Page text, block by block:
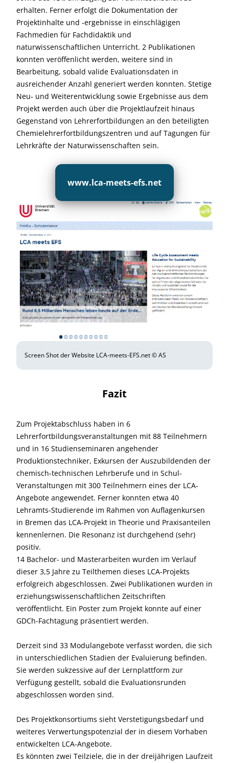
erhalten. Ferner erfolgt die Dokumentation der
Projektinhalte und ‐ergebnisse in einschlägigen
Fachmedien für Fachdidaktik und
naturwissenschaftlichen Unterricht. 2 Publikationen
konnten veröffenlicht werden, weitere sind in
Bearbeitung, sobald valide Evaluationsdaten in
ausreichender Anzahl generiert werden konnten. Stetige
Neu‐ und Weiterentwicklung sowie Ergebnisse aus dem
Projekt werden auch über die Projektlaufzeit hinaus
Gegenstand von Lehrerfortbildungen an den beteiligten
Chemielehrerfortbildungszentren und auf Tagungen für
Lehrkräfte der Naturwissenschaften sein.
www.lca-meets-efs.net
Screen Shot der Website LCA-meets-EFS.net © AS
Fazit
Zum Projektabschluss haben in 6
Lehrerfortbildungsveranstaltungen mit 88 Teilnehmern
und in 16 Studienseminaren angehender
Produktionstechniker, Exkursen der Auszubildenden der
chemisch-technischen Lehrberufe und in Schul-
Veranstaltungen mit 300 Teilnehmern eines der LCA-
Angebote angewendet. Ferner konnten etwa 40
Lehramts-Studierende im Rahmen von Auflagenkursen
in Bremen das LCA-Projekt in Theorie und Praxisanteilen
kennenlernen. Die Resonanz ist durchgehend (sehr)
positiv.
14 Bachelor- und Masterarbeiten wurden im Verlauf
dieser 3,5 Jahre zu Teilthemen dieses LCA-Projekts
erfolgreich abgeschlossen. Zwei Publikationen wurden in
erziehungswissenschaftlichen Zeitschriften
veröffentlicht. Ein Poster zum Projekt konnte auf einer
GDCh-Fachtagung präsentiert werden.
Derzeit sind 33 Modulangebote verfasst worden, die sich
in unterschiedlichen Stadien der Evaluierung befinden.
Sie werden sukzessive auf der Lernplattform zur
Verfügung gestellt, sobald die Evaluationsrunden
abgeschlossen worden sind.
Des Projektkonsortiums sieht Verstetigungsbedarf und
weiteres Verwertungspotenzial der in diesem Vorhaben
entwickelten LCA-Angebote.
Es könnten zwei Teilziele, die in der dreijährigen Laufzeit